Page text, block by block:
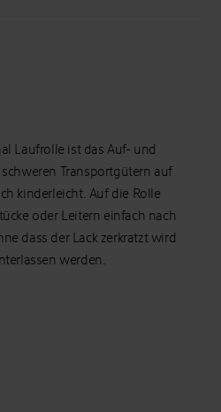
Laufrolle ist das Auf- und
Transportgütern auf
kinderleicht. Auf die Rolle
oder Leitern einfach nach
dass der Lack zerkratzt wird
werden.